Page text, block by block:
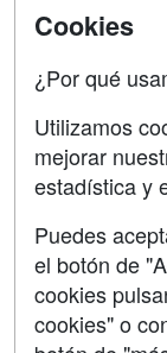
Contactar
Copyleft
Grupo
Cookies
¿Por qué
Utilizamos
mejorar
estadística y
Puedes
el botón de
cookies
cookies" o